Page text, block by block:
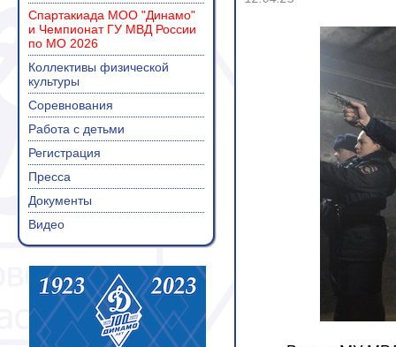
Спартакиада МОО "Динамо"
и Чемпионат ГУ МВД России
по МО 2026
Коллективы физической
культуры
Соревнования
Работа с детьми
Регистрация
Пресса
Документы
Видео